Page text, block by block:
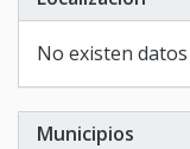
No existen
Municipios